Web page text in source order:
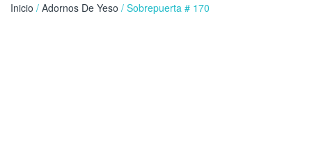
Inicio / Adornos De Yeso / Sobrepuerta # 170